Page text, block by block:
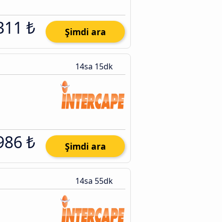
₺ Şimdi ara
14sa 15dk
₺ Şimdi ara
14sa 55dk